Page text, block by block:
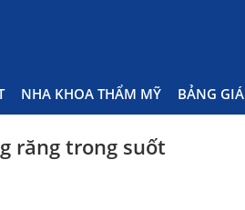
NHA KHOA THẨM MỸ BẢNG GIÁ
răng trong suốt